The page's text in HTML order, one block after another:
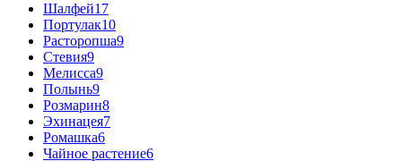
Шалфей17
Портулак10
Расторопша9
Стевия9
Мелисса9
Полынь9
Розмарин8
Эхинацея7
Ромашка6
Чайное растение6